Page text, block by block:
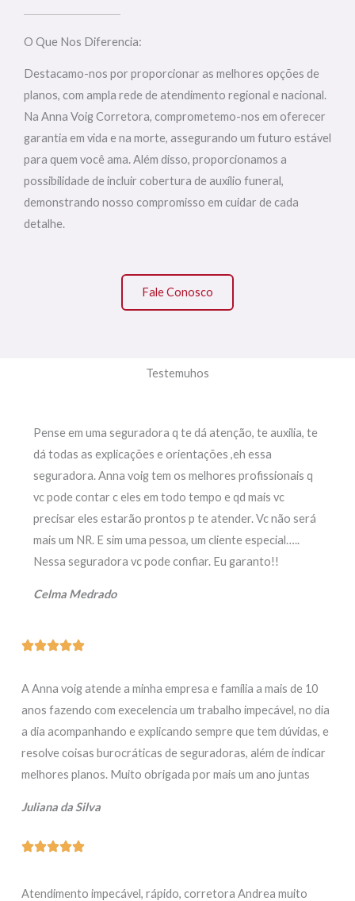
O Que Nos Diferencia:
Destacamo-nos por proporcionar as melhores opções de
planos, com ampla rede de atendimento regional e nacional.
Na Anna Voig Corretora, comprometemo-nos em oferecer
garantia em vida e na morte, assegurando um futuro estável
para quem você ama. Além disso, proporcionamos a
possibilidade de incluir cobertura de auxílio funeral,
demonstrando nosso compromisso em cuidar de cada
detalhe.
Fale Conosco
Testemuhos
Pense em uma seguradora q te dá atenção, te auxilia, te
dá todas as explicações e orientações ,eh essa
seguradora. Anna voig tem os melhores profissionais q
vc pode contar c eles em todo tempo e qd mais vc
precisar eles estarão prontos p te atender. Vc não será
mais um NR. E sim uma pessoa, um cliente especial…..
Nessa seguradora vc pode confiar. Eu garanto!!
Celma Medrado
A Anna voig atende a minha empresa e família a mais de 10
anos fazendo com execelencia um trabalho impecável, no dia
a dia acompanhando e explicando sempre que tem dúvidas, e
resolve coisas burocráticas de seguradoras, além de indicar
melhores planos. Muito obrigada por mais um ano juntas
Juliana da Silva
Atendimento impecável, rápido, corretora Andrea muito